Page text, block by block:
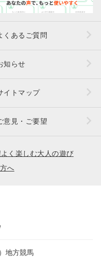
くあるご質問
知らせ
イトマップ
意見・ご要望
く楽しむ大人の遊び
へ
地方競馬